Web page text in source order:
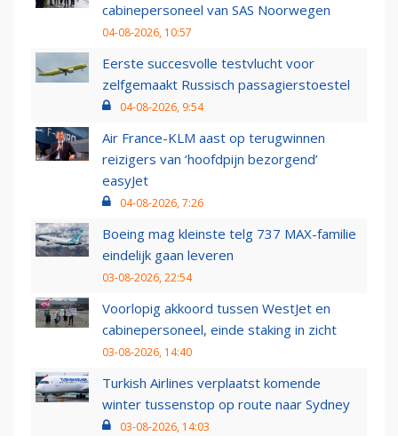
cabinepersoneel van SAS Noorwegen
04-08-2026, 10:57
Eerste succesvolle testvlucht voor
zelfgemaakt Russisch passagierstoestel
04-08-2026, 9:54
Air France-KLM aast op terugwinnen
reizigers van ‘hoofdpijn bezorgend’
easyJet
04-08-2026, 7:26
Boeing mag kleinste telg 737 MAX-familie
eindelijk gaan leveren
03-08-2026, 22:54
Voorlopig akkoord tussen WestJet en
cabinepersoneel, einde staking in zicht
03-08-2026, 14:40
Turkish Airlines verplaatst komende
winter tussenstop op route naar Sydney
03-08-2026, 14:03